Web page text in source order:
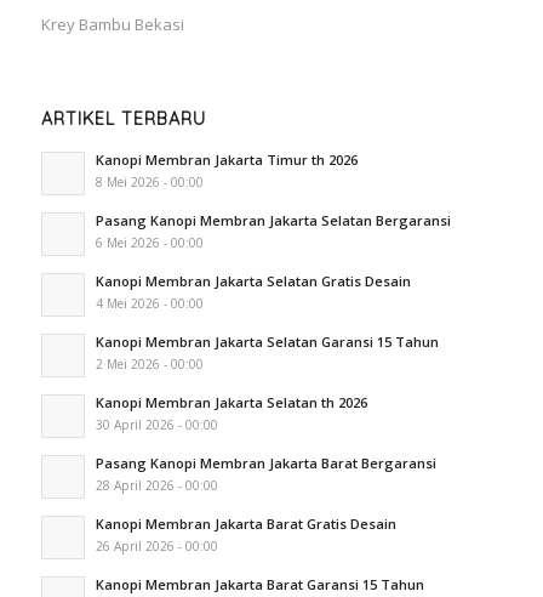
Krey Bambu Bekasi
ARTIKEL TERBARU
Kanopi Membran Jakarta Timur th 2026
8 Mei 2026 - 00:00
Pasang Kanopi Membran Jakarta Selatan Bergaransi
6 Mei 2026 - 00:00
Kanopi Membran Jakarta Selatan Gratis Desain
4 Mei 2026 - 00:00
Kanopi Membran Jakarta Selatan Garansi 15 Tahun
2 Mei 2026 - 00:00
Kanopi Membran Jakarta Selatan th 2026
30 April 2026 - 00:00
Pasang Kanopi Membran Jakarta Barat Bergaransi
28 April 2026 - 00:00
Kanopi Membran Jakarta Barat Gratis Desain
26 April 2026 - 00:00
Kanopi Membran Jakarta Barat Garansi 15 Tahun